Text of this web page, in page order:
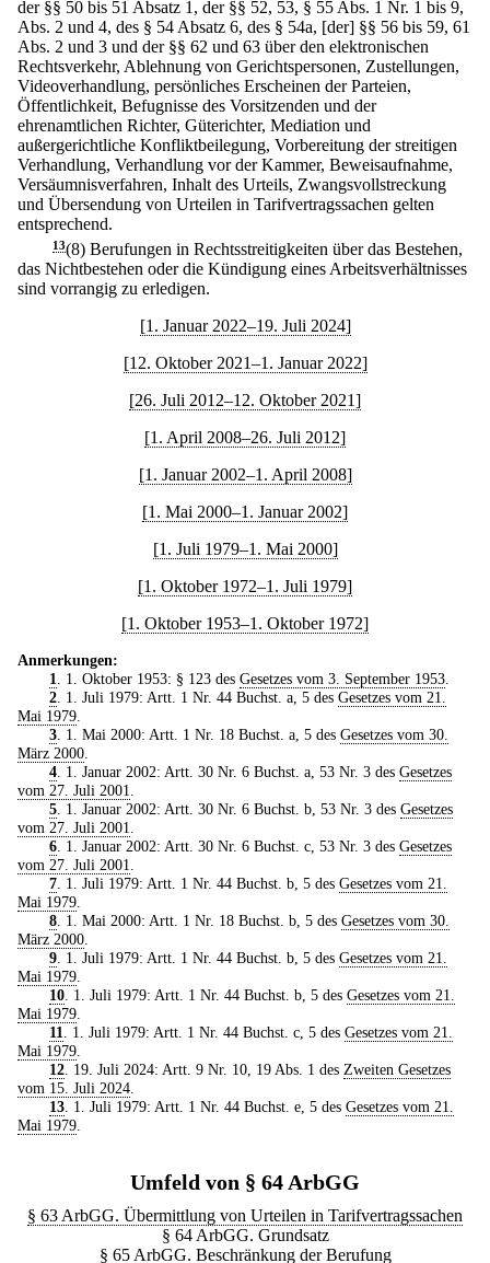
der §§ 50 bis 51 Absatz 1, der §§ 52, 53, § 55 Abs. 1 Nr. 1 bis 9,
Abs. 2 und 4, des § 54 Absatz 6, des § 54a, [der] §§ 56 bis 59, 61
Abs. 2 und 3 und der §§ 62 und 63 über den elektronischen
Rechtsverkehr, Ablehnung von Gerichtspersonen, Zustellungen,
Videoverhandlung, persönliches Erscheinen der Parteien,
Öffentlichkeit, Befugnisse des Vorsitzenden und der
ehrenamtlichen Richter, Güterichter, Mediation und
außergerichtliche Konfliktbeilegung, Vorbereitung der streitigen
Verhandlung, Verhandlung vor der Kammer, Beweisaufnahme,
Versäumnisverfahren, Inhalt des Urteils, Zwangsvollstreckung
und Übersendung von Urteilen in Tarifvertragssachen gelten
entsprechend.
13(8) Berufungen in Rechtsstreitigkeiten über das Bestehen,
das Nichtbestehen oder die Kündigung eines Arbeitsverhältnisses
sind vorrangig zu erledigen.
[1. Januar 2022–19. Juli 2024]
[12. Oktober 2021–1. Januar 2022]
[26. Juli 2012–12. Oktober 2021]
[1. April 2008–26. Juli 2012]
[1. Januar 2002–1. April 2008]
[1. Mai 2000–1. Januar 2002]
[1. Juli 1979–1. Mai 2000]
[1. Oktober 1972–1. Juli 1979]
[1. Oktober 1953–1. Oktober 1972]
Anmerkungen:
1
. 1. Oktober 1953: § 123 des Gesetzes vom 3. September 1953.
2. 1. Juli 1979: Artt. 1 Nr. 44 Buchst. a, 5 des Gesetzes vom 21.
Mai 1979
3. 1. Mai 2000: Artt. 1 Nr. 18 Buchst. a, 5 des Gesetzes vom 30.
März 2000
4. 1. Januar 2002: Artt. 30 Nr. 6 Buchst. a, 53 Nr. 3 des Gesetzes
vom 27. Juli 2001
5. 1. Januar 2002: Artt. 30 Nr. 6 Buchst. b, 53 Nr. 3 des Gesetzes
vom 27. Juli 2001
6. 1. Januar 2002: Artt. 30 Nr. 6 Buchst. c, 53 Nr. 3 des Gesetzes
vom 27. Juli 2001
7. 1. Juli 1979: Artt. 1 Nr. 44 Buchst. b, 5 des Gesetzes vom 21.
Mai 1979
8. 1. Mai 2000: Artt. 1 Nr. 18 Buchst. b, 5 des Gesetzes vom 30.
März 2000
9. 1. Juli 1979: Artt. 1 Nr. 44 Buchst. b, 5 des Gesetzes vom 21.
Mai 1979
10. 1. Juli 1979: Artt. 1 Nr. 44 Buchst. b, 5 des Gesetzes vom 21.
Mai 1979
11
. 1. Juli 1979: Artt. 1 Nr. 44 Buchst. c, 5 des Gesetzes vom 21.
Mai 1979
12. 19. Juli 2024: Artt. 9 Nr. 10, 19 Abs. 1 des Zweiten Gesetzes
vom 15. Juli 2024
13. 1. Juli 1979: Artt. 1 Nr. 44 Buchst. e, 5 des Gesetzes vom 21.
Mai 1979
Umfeld von § 64 ArbGG
§ 63 ArbGG. Übermittlung von Urteilen in Tarifvertragssachen
§ 64 ArbGG. Grundsatz
§ 65 ArbGG. Beschränkung der Berufung